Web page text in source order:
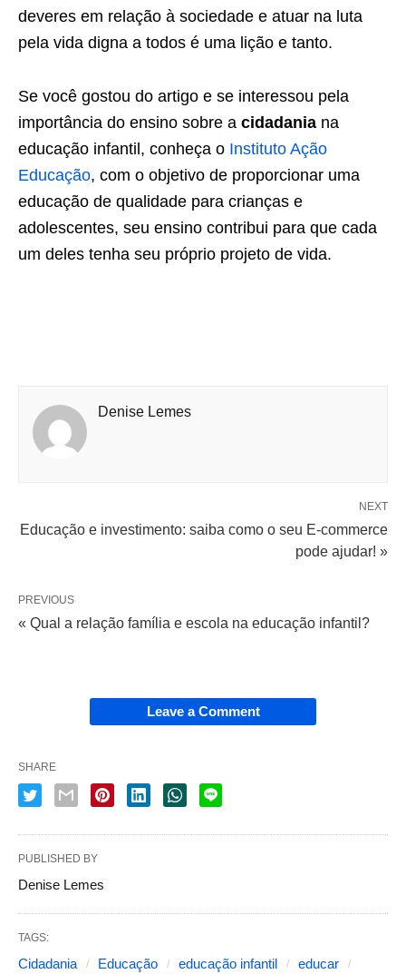
deveres em relação à sociedade e atuar na luta
pela vida digna a todos é uma lição e tanto.
Se você gostou do artigo e se interessou pela
importância do ensino sobre a cidadania na
educação infantil, conheça o Instituto Ação
Educação, com o objetivo de proporcionar uma
educação de qualidade para crianças e
adolescentes, seu ensino contribui para que cada
um deles tenha seu próprio projeto de vida.
Denise Lemes
NEXT
Educação e investimento: saiba como o seu E-commerce
pode ajudar! »
PREVIOUS
« Qual a relação família e escola na educação infantil?
Leave a Comment
SHARE
PUBLISHED BY
Denise Lemes
TAGS:
Cidadania Educação educação infantil
educar